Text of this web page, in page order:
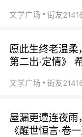
文学广场
愿此生终老温柔
第二出·定情》
文学广场
屋漏更遭连夜
《醒世恒言·卷